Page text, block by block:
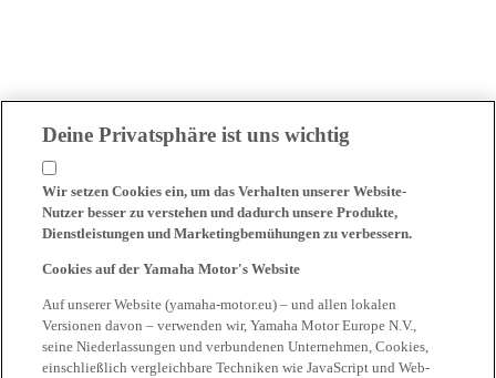
Deine Privatsphäre ist uns wichtig
Wir setzen Cookies ein, um das Verhalten unserer Website-
Nutzer besser zu verstehen und dadurch unsere Produkte,
Dienstleistungen und Marketingbemühungen zu verbessern.
Cookies auf der Yamaha Motor's Website
Auf unserer Website (yamaha-motor.eu) – und allen lokalen
Versionen davon – verwenden wir, Yamaha Motor Europe N.V.,
seine Niederlassungen und verbundenen Unternehmen, Cookies,
einschließlich vergleichbare Techniken wie JavaScript und Web-